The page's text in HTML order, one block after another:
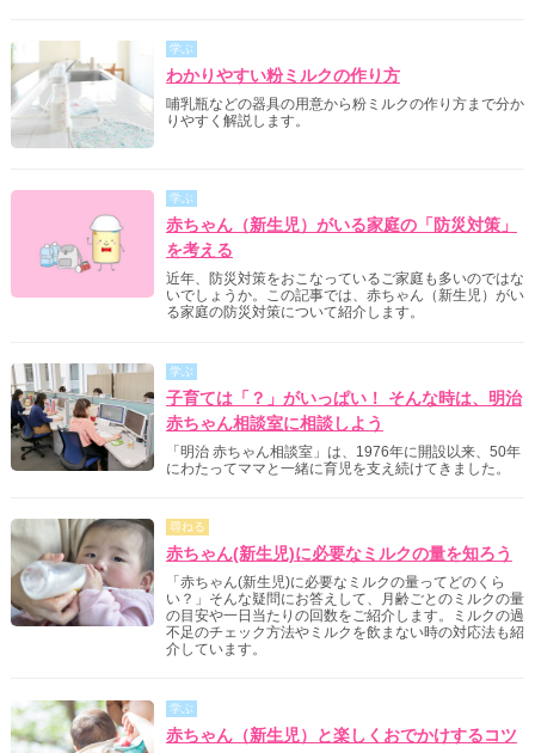
学ぶ
わかりやすい粉ミルクの作り方
哺乳瓶などの器具の用意から粉ミルクの作り方まで分か
りやすく解説します。
学ぶ
赤ちゃん（新生児）がいる家庭の「防災対策」
を考える
近年、防災対策をおこなっているご家庭も多いのではな
いでしょうか。この記事では、赤ちゃん（新生児）がい
る家庭の防災対策について紹介します。
学ぶ
子育ては「？」がいっぱい！ そんな時は、明治
赤ちゃん相談室に相談しよう
「明治 赤ちゃん相談室」は、1976年に開設以来、50年
にわたってママと一緒に育児を支え続けてきました。
尋ねる
赤ちゃん(新生児)に必要なミルクの量を知ろう
「赤ちゃん(新生児)に必要なミルクの量ってどのくら
い？」そんな疑問にお答えして、月齢ごとのミルクの量
の目安や一日当たりの回数をご紹介します。ミルクの過
不足のチェック方法やミルクを飲まない時の対応法も紹
介しています。
学ぶ
赤ちゃん（新生児）と楽しくおでかけするコツ